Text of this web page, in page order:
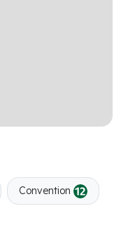
Convention